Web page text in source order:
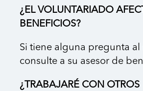
¿EL VOLUNTARIADO
BENEFICIOS?
Si tiene alguna pregunta al
consulte a su asesor de
¿TRABAJARÉ CON OTROS